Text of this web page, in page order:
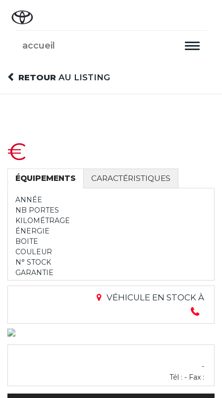
Toggle
accueil
RETOUR AU LISTING
€
ÉQUIPEMENTS CARACTÉRISTIQUES
ANNÉE
NB PORTES
KILOMÉTRAGE
ÉNERGIE
BOITE
COULEUR
N° STOCK
GARANTIE
VÉHICULE EN STOCK À
-
Tél : - Fax :